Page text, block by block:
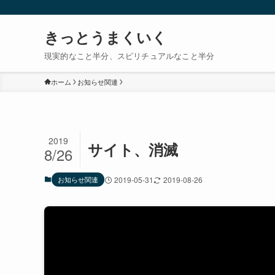
きっとうまくいく
現実的なこと半分、スピリチュアルなこと半分
ホーム お知らせ関連
サイト、消滅
2019
8/26
お知らせ関連 2019-05-31 2019-08-26